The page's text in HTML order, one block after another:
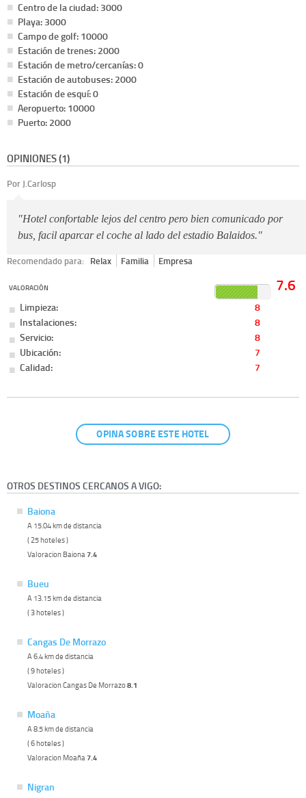
Centro de la ciudad: 3000
Playa: 3000
Campo de golf: 10000
Estación de trenes: 2000
Estación de metro/cercanías: 0
Estación de autobuses: 2000
Estación de esquí: 0
Aeropuerto: 10000
Puerto: 2000
OPINIONES (1)
Por J.Carlosp
"Hotel confortable lejos del centro pero bien comunicado por
bus, facil aparcar el coche al lado del estadio Balaidos."
Recomendado para: Relax Familia Empresa
VALORACIÓN 7.6
Limpieza:
8
Instalaciones:
8
Servicio:
8
Ubicación:
7
Calidad:
7
OPINA SOBRE ESTE HOTEL
OTROS DESTINOS CERCANOS A VIGO:
Baiona
A 15.04 km de distancia
( 25 hoteles )
Valoracion Baiona7.4
Bueu
A 13.15 km de distancia
( 3 hoteles )
Cangas De Morrazo
A 6.4 km de distancia
( 9 hoteles )
Valoracion Cangas De Morrazo8.1
Moaña
A 8.5 km de distancia
( 6 hoteles )
Valoracion Moaña7.4
Nigran